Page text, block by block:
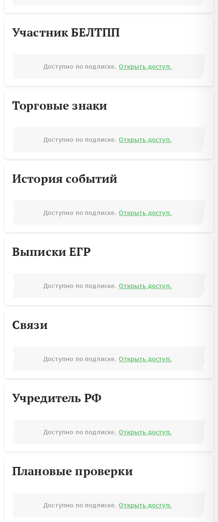
Участник БЕЛТПП
Доступно по подписке. Открыть доступ.
Торговые знаки
Доступно по подписке. Открыть доступ.
История событий
Доступно по подписке. Открыть доступ.
Выписки ЕГР
Доступно по подписке. Открыть доступ.
Связи
Доступно по подписке. Открыть доступ.
Учредитель РФ
Доступно по подписке. Открыть доступ.
Плановые проверки
Доступно по подписке. Открыть доступ.